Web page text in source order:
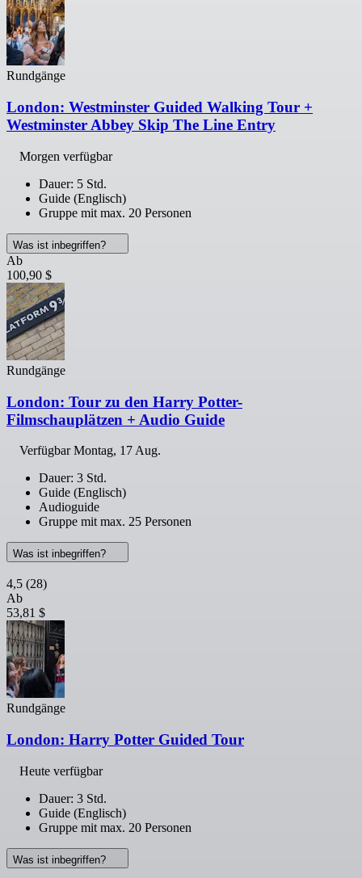
Rundgänge
London: Westminster Guided Walking Tour +
Westminster Abbey Skip The Line Entry
Morgen verfügbar
Dauer: 5 Std.
Guide (Englisch)
Gruppe mit max. 20 Personen
Was ist inbegriffen?
Ab
100,90 $
Rundgänge
London: Tour zu den Harry Potter-
Filmschauplätzen + Audio Guide
VerfügbarMontag, 17 Aug.
Dauer: 3 Std.
Guide (Englisch)
Audioguide
Gruppe mit max. 25 Personen
Was ist inbegriffen?
4,5 (28)
Ab
53,81 $
Rundgänge
London: Harry Potter Guided Tour
Heute verfügbar
Dauer: 3 Std.
Guide (Englisch)
Gruppe mit max. 20 Personen
Was ist inbegriffen?